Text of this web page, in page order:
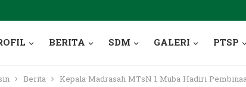
BERITA SDM GALERI PTSP
Berita Kepala Madrasah MTsN 1 Muba Hadiri